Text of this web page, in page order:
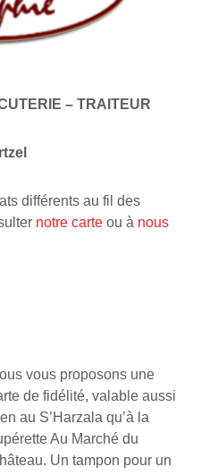
– TRAITEUR
différents au fil des
notre carte ou à nous
vous proposons une
de fidélité, valable aussi
au S’Harzala qu’à la
Au Marché du
Un tampon pour un